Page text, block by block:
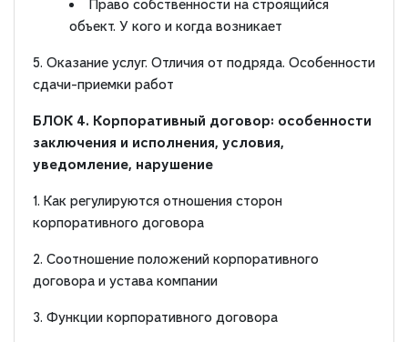
Право собственности на строящийся
объект. У кого и когда возникает
5. Оказание услуг. Отличия от подряда. Особенности
сдачи-приемки работ
БЛОК 4. Корпоративный договор: особенности
заключения и исполнения, условия,
уведомление, нарушение
1. Как регулируются отношения сторон
корпоративного договора
2. Соотношение положений корпоративного
договора и устава компании
3. Функции корпоративного договора